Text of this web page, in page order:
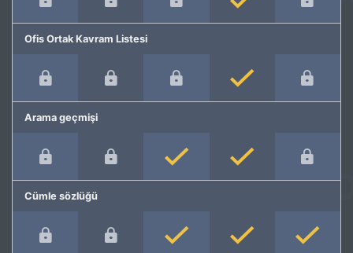
Ofis Ortak Kavram Listesi
Arama geçmişi
Cümle sözlüğü